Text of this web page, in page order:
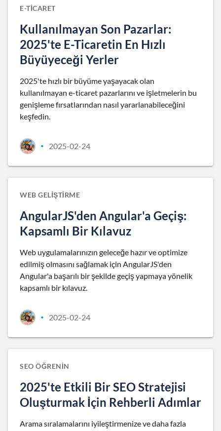
E-TICARET
Kullanılmayan Son Pazarlar:
2025'te E-Ticaretin En Hızlı
Büyüyeceği Yerler
2025'te hızlı bir büyüme yaşayacak olan
kullanılmayan e-ticaret pazarlarını ve işletmelerin bu
genişleme fırsatlarından nasıl yararlanabileceğini
keşfedin.
• 2025-02-24
WEB GELIŞTIRME
AngularJS'den Angular'a Geçiş:
Kapsamlı Bir Kılavuz
Web uygulamalarınızın geleceğe hazır ve optimize
edilmiş olmasını sağlamak için AngularJS'den
Angular'a başarılı bir şekilde geçiş yapmaya yönelik
kapsamlı bir kılavuz.
• 2025-02-24
SEO ÖĞRENIN
2025'te Etkili Bir SEO Stratejisi
Oluşturmak İçin Rehberli Adımlar
Arama sıralamalarını iyileştirmenize ve daha fazla